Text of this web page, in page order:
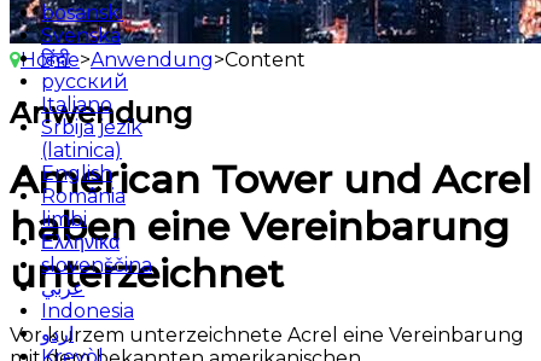
bosanski
Svenska
हिंदी
русский
Italiano
Srbija jezik
(latinica)
English
România
limbi
Ελληνικά
slovenščina
عربي
Indonesia
اردو
Home>Anwendung>Content
Anwendung
American Tower und Acrel
haben eine Vereinbarung
unterzeichnet
Vor kurzem unterzeichnete Acrel eine Vereinbarung